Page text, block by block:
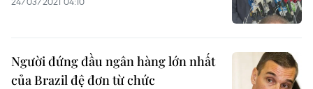
Người đứng đầu ngân hàng lớn nhất
của Brazil đệ đơn từ chức